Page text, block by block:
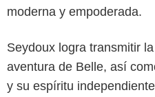
moderna y empoderada.
Seydoux logra transmitir
aventura de Belle, así
y su espíritu